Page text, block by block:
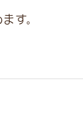
す。